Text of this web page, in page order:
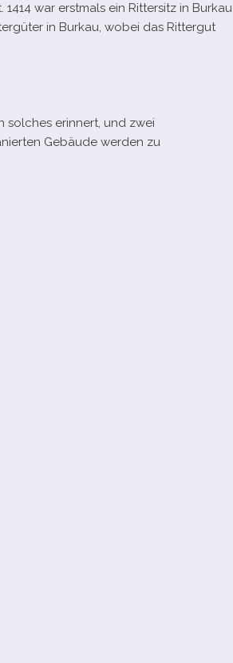
war erst­mals ein Rittersitz in Burkau
in Burkau, wobei das Rittergut
sol­ches erin­nert, und zwei
Gebäude wer­den zu